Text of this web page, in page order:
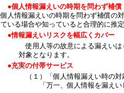
●個人情報漏えいの時期を問わず補償
個人情報漏えいの時期を問わず補償の
ている場合や知っていると合理的に推
●情報漏えいリスクを幅広くカバー
使用人等の故意による漏えい
対象となります。
●充実の付帯サービス
（１）「個人情報漏えい時の
「万一、個人情報を漏えいし